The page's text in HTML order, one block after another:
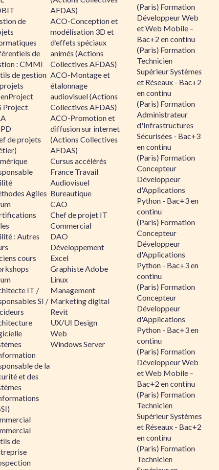
de
de
: CMMI
de gestion
Project
de projets
Agiles
: Autres
cours
IT /
SI /
de la
et des
de
AFDAS)
ACO-Conception et
modélisation 3D et
d’effets spéciaux
animés (Actions
Collectives AFDAS)
ACO-Montage et
étalonnage
audiovisuel (Actions
Collectives AFDAS)
ACO-Promotion et
diffusion sur internet
(Actions Collectives
AFDAS)
Cursus accélérés
France Travail
Audiovisuel
Bureautique
CAO
Chef de projet IT
Commercial
DAO
Développement
Excel
Graphiste Adobe
Linux
Management
Marketing digital
Revit
UX/UI Design
Web
Windows Server
(Paris) Formation
Développeur Web
et Web Mobile –
Bac+2 en continu
(Paris) Formation
Technicien
Supérieur Systèmes
et Réseaux - Bac+2
en continu
(Paris) Formation
Administrateur
d'Infrastructures
Sécurisées - Bac+3
en continu
(Paris) Formation
Concepteur
Développeur
d'Applications
Python - Bac+3 en
continu
(Paris) Formation
Concepteur
Développeur
d'Applications
Python - Bac+3 en
continu
(Paris) Formation
Concepteur
Développeur
d'Applications
Python - Bac+3 en
continu
(Paris) Formation
Développeur Web
et Web Mobile –
Bac+2 en continu
(Paris) Formation
Technicien
Supérieur Systèmes
et Réseaux - Bac+2
en continu
(Paris) Formation
Technicien